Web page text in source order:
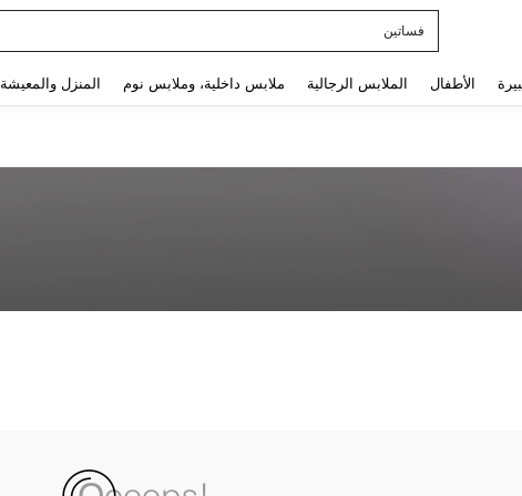
فساتين
الأطفال الملابس الرجالية ملابس داخلية، وملابس نوم المنزل والمعيشة